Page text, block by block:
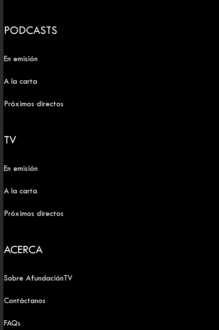
PODCASTS
En emisión
A la carta
Próximos directos
TV
En emisión
A la carta
Próximos directos
ACERCA
Sobre AfundaciónTV
Contáctanos
FAQs